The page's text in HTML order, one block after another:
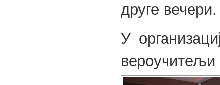
друге вечери.
У